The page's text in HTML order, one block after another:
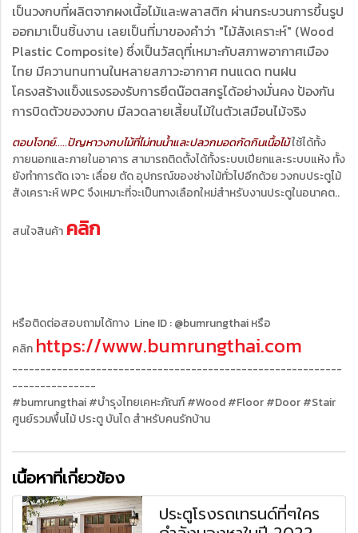
เป็นวงกบที่ผลิตจากผงเนื้อไม้และพลาสติก ผ่านกระบวนการขึ้นรูป
ออกมาเป็นชิ้นงาน เลยเป็นที่มาของคำว่า "ไม้สังเคราะห์" (Wood
Plastic Composite) ซึ่งเป็นวัสดุที่เหมาะกับสภาพอากาศเมือง
ไทย มีควานทนทานในหลายสภาวะอากาศ ทนแดด ทนฝน
โครงสร้างแข็งแรงรองรับการยึดน๊อตสกรูได้อย่างมั่นคง ป้องกัน
การบิดตัวของวงกบ มีลวดลายเสี้ยนไม้ในตัวเสมือนไม้จริง
ตอบโจทย์.....ปัญหาวงกบไม้ที่ไม่ทนน้ำและปลวกมอดกัดกินเนื้อไม้ใช้ได้ทั้ง
ภายนอกและภายในอาคาร สามารถติดตั้งได้ทั้งระบบเปียกและระบบแห้งทั้ง
ยังทำการตัด เจาะ เลื่อย ตัด อุปกรณ์ของช่างไม้ทั่วไปอีกด้วยวงกบประตูไม้
สังเคราะห์ WPC จึงเหมาะที่จะเป็นทางเลือกใหม่สำหรับงานประตูในอนาคต..
สนใจสินค้า คลิก
หรือติดต่อสอบถามได้ทาง Line ID : @bumrungthai หรือ
คลิก https://www.bumrungthai.com
-----------------------------------------------------------
---------------
‪#‎bumrungthai‬ ‪#‎บำรุงไทยเคหะภัณฑ์ ‪#‎Wood‬ ‪#‎Floor‬ ‪#‎Door‬ ‪#‎Stair‬
ศูนย์รวมพื้นไม้ ประตู บันได สำหรับคนรักบ้าน
เนื้อหาที่เกี่ยวข้อง
ประตูโรงรถเทรนด์ที่ๆใคร